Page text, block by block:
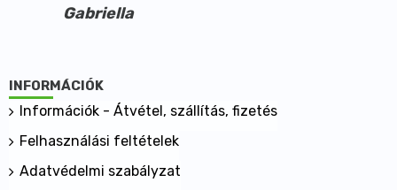
Gabriella
INFORMÁCIÓK
Információk - Átvétel, szállítás, fizetés
Felhasználási feltételek
Adatvédelmi szabályzat